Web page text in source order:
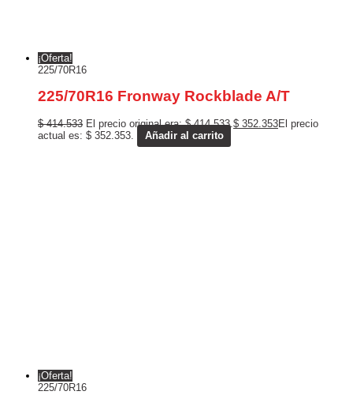
¡Oferta!
225/70R16
225/70R16 Fronway Rockblade A/T
$414.533 El precio original era: $ 414.533.$ 352.353El precio
actual es: $ 352.353.
Añadir al carrito
¡Oferta!
225/70R16